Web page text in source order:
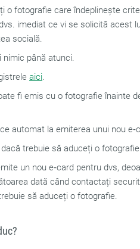
o fotografie care îndeplinește
imediat ce vi se solicită acest
socială.
până atunci.
aici.
fi emis cu o fotografie înainte
automat la emiterea unui nou
trebuie să aduceți o
un nou e‑card pentru dvs,
dată când contactați
să aduceți o fotografie.